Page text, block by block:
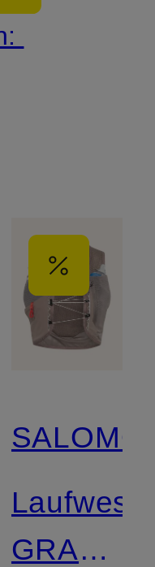
Laufweste
GRAVEL